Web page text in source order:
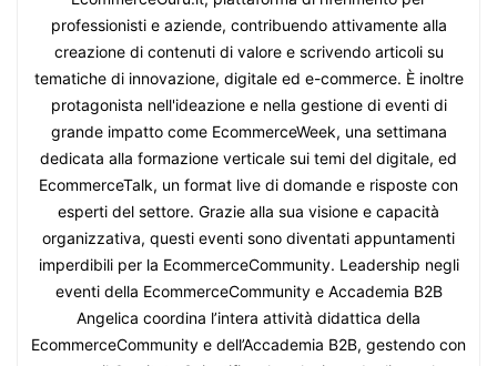
professionisti e aziende, contribuendo attivamente alla
creazione di contenuti di valore e scrivendo articoli su
tematiche di innovazione, digitale ed e-commerce. È inoltre
protagonista nell'ideazione e nella gestione di eventi di
grande impatto come EcommerceWeek, una settimana
dedicata alla formazione verticale sui temi del digitale, ed
EcommerceTalk, un format live di domande e risposte con
esperti del settore. Grazie alla sua visione e capacità
organizzativa, questi eventi sono diventati appuntamenti
imperdibili per la EcommerceCommunity. Leadership negli
eventi della EcommerceCommunity e Accademia B2B
Angelica coordina l’intera attività didattica della
EcommerceCommunity e dell’Accademia B2B, gestendo con